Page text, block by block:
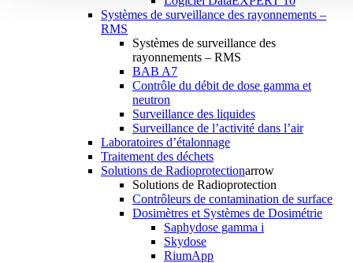
Systèmes de surveillance des rayonnements –
RMS
Systèmes de surveillance des
rayonnements – RMS
BAB A7
Contrôle du débit de dose gamma et
neutron
Surveillance des liquides
Surveillance de l’activité dans l’air
Laboratoires d’étalonnage
Traitement des déchets
Solutions de Radioprotectionarrow
Solutions de Radioprotection
Contrôleurs de contamination de surface
Dosimètres et Systèmes de Dosimétrie
Saphydose gamma i
Skydose
RiumApp